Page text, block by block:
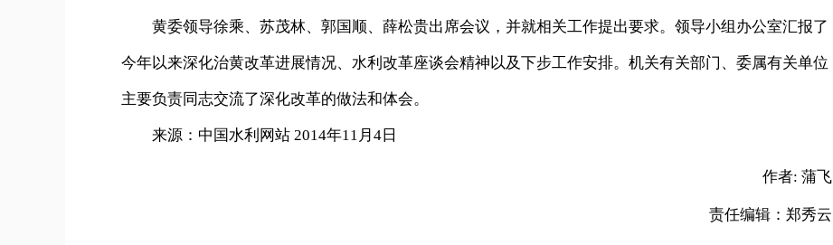
黄委领导徐乘、苏茂林、郭国顺、薛松贵出席会议，并就相关工作提出要求。领导小组办公室汇报了
今年以来深化治黄改革进展情况、水利改革座谈会精神以及下步工作安排。机关有关部门、委属有关单位
主要负责同志交流了深化改革的做法和体会。
来源：中国水利网站 2014年11月4日
作者: 蒲飞
责任编辑：郑秀云